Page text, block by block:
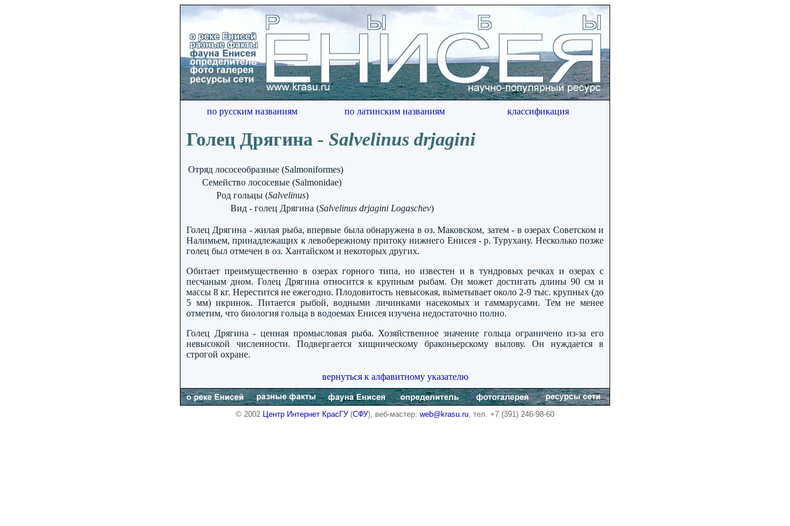
по русским названиям по латинским названиям классификация
Голец Дрягина - Salvelinus drjagini
Отряд лососеобразные (Salmoniformes)
Семейство лососевые (Salmonidae)
Род гольцы (Salvelinus)
Вид - голец Дрягина (Salvelinus drjagini Logaschev)
Голец Дрягина - жилая рыба, впервые была обнаружена в оз. Маковском, затем - в озерах Советском и
Налимьем, принадлежащих к левобережному притоку нижнего Енисея - р. Турухану. Несколько позже
голец был отмечен в оз. Хантайском и некоторых других.
Обитает преимущественно в озерах горного типа, но известен и в тундровых речках и озерах с
песчаным дном. Голец Дрягина относится к крупным рыбам. Он может достигать длины 90 см и
массы 8 кг. Нерестится не ежегодно. Плодовитость невысокая, выметывает около 2-9 тыс. крупных (до
5 мм) икринок. Питается рыбой, водными личинками насекомых и гаммарусами. Тем не менее
отметим, что биология гольца в водоемах Енисея изучена недостаточно полно.
Голец Дрягина - ценная промысловая рыба. Хозяйственное значение гольца ограничено из-за его
невысокой численности. Подвергается хищническому браконьерскому вылову. Он нуждается в
строгой охране.
вернуться к алфавитному указателю
© 2002 Центр Интернет КрасГУ(СФУ), веб-мастер: web@krasu.ru, тел. +7 (391) 246-98-60